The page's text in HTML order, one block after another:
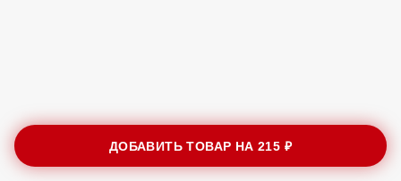
ДОБАВИТЬ ТОВАР НА215 ₽